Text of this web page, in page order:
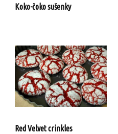
Koko-čoko sušenky
Red Velvet crinkles